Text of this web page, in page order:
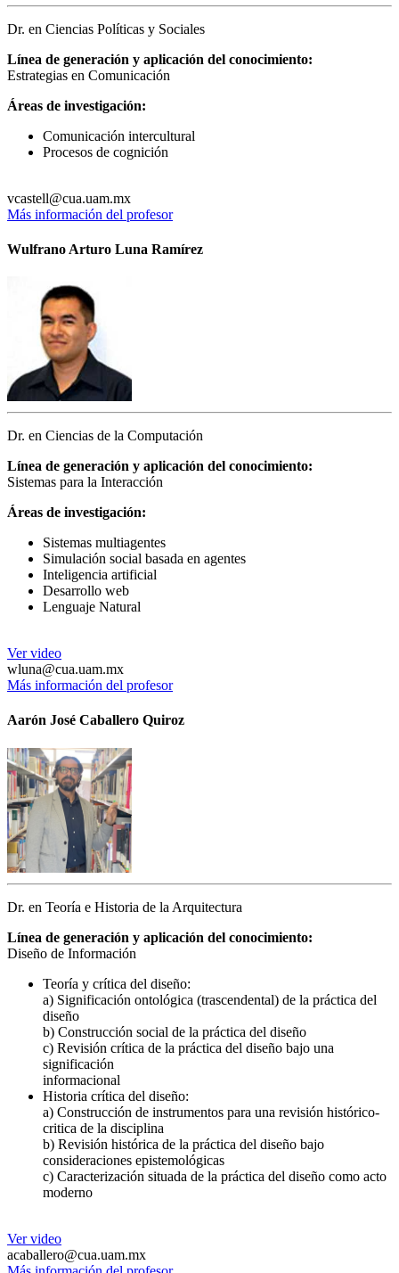
Dr. en Ciencias Políticas y Sociales
Línea de generación y aplicación del conocimiento:
Estrategias en Comunicación
Áreas de investigación:
Comunicación intercultural
Procesos de cognición
vcastell@cua.uam.mx
Más información del profesor
Wulfrano Arturo Luna Ramírez
Dr. en Ciencias de la Computación
Línea de generación y aplicación del conocimiento:
Sistemas para la Interacción
Áreas de investigación:
Sistemas multiagentes
Simulación social basada en agentes
Inteligencia artificial
Desarrollo web
Lenguaje Natural
Ver video
wluna@cua.uam.mx
Más información del profesor
Aarón José Caballero Quiroz
Dr. en Teoría e Historia de la Arquitectura
Línea de generación y aplicación del conocimiento:
Diseño de Información
Teoría y crítica del diseño:
a) Significación ontológica (trascendental) de la práctica del
diseño
b) Construcción social de la práctica del diseño
c) Revisión crítica de la práctica del diseño bajo una
significación
informacional
Historia crítica del diseño:
a) Construcción de instrumentos para una revisión histórico-
critica de la disciplina
b) Revisión histórica de la práctica del diseño bajo
consideraciones epistemológicas
c) Caracterización situada de la práctica del diseño como acto
moderno
Ver video
acaballero@cua.uam.mx